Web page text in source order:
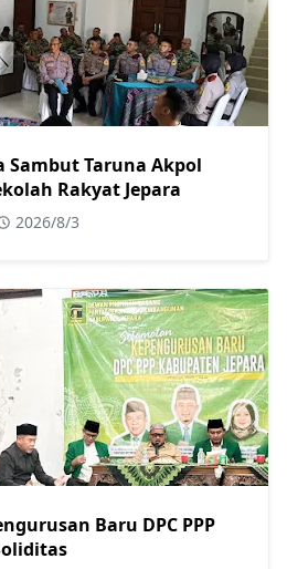
Sambut Taruna Akpol
Rakyat Jepara
2026/8/3
Baru DPC PPP